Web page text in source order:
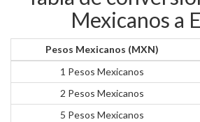
Mexicanos a
Pesos Mexicanos (MXN)
1 Pesos Mexicanos
2 Pesos Mexicanos
5 Pesos Mexicanos